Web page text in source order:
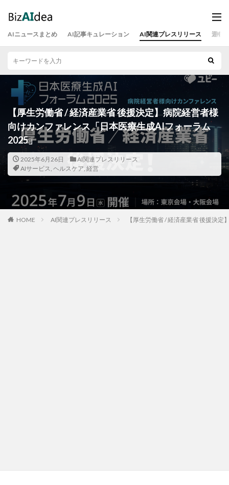
AIニュースまとめ AI記事キュレーション AI関連プレスリリース 運営
【厚生労働省 / 経済産業省 後援決定】病院経営者様
向けカンファレンス「日本医療生成AIフォーラム
2025」
2025年6月26日
AI関連プレスリリース
AIサービス, ヘルスケア, 経営
HOME AI関連プレスリリース 【厚生労働省 / 経済産業省 後援決